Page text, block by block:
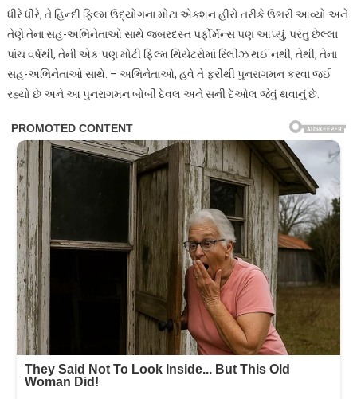
ધીરે ધીરે, તે હિન્દી ફિલ્મ ઉદ્યોગના મોટા એક્શન હીરો તરીકે ઉભરી આવ્યો અને
તેણે તેના સહ-અભિનેતાઓ સાથે જબરદસ્ત પર્ફોર્મન્સ પણ આપ્યું, પરંતુ છેલ્લા
પાંચ વર્ષથી, તેની એક પણ મોટી ફિલ્મ થિયેટરોમાં રિલીઝ થઈ નથી, તેથી, તેના
સહ-અભિનેતાઓ સાથે. – અભિનેતાઓ, હવે તે ફરીથી પુનરાગમન કરવા જઈ
રહ્યો છે અને આ પુનરાગમન બોબી દેવલ અને સની દેઓલ જેવું થવાનું છે.